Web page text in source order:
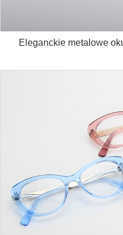
Eleganckie metalowe